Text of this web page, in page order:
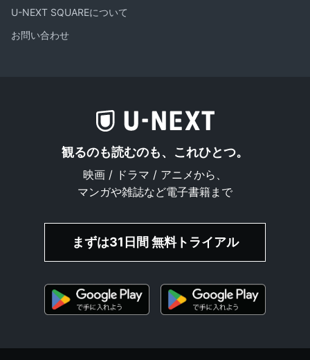
U-NEXT SQUAREについて
お問い合わせ
観るのも読むのも、これひとつ。
映画 / ドラマ / アニメから、
マンガや雑誌など電子書籍まで
まずは31日間 無料トライアル